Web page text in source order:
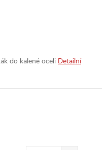
do kalené oceli Detailní